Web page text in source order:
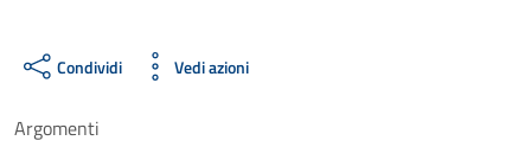
Condividi Vedi azioni
Argomenti